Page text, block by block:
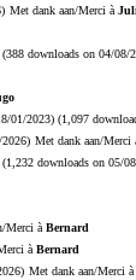
Met dank aan/Merci à
(388 downloads on 04/08/
01/2023) (1,097
Met dank aan/Merci
(1,232 downloads on 05/
Merci à Bernard
à Bernard
Met dank aan/Merci à